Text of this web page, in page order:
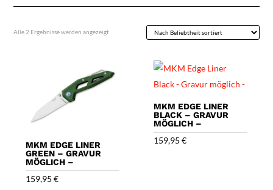
Alle 2 Ergebnisse werden angezeigtNach
MKM EDGE LINER
GREEN – GRAVUR
MÖGLICH –
159,95€
MKM EDGE LINER
BLACK – GRAVUR
MÖGLICH –
159,95€